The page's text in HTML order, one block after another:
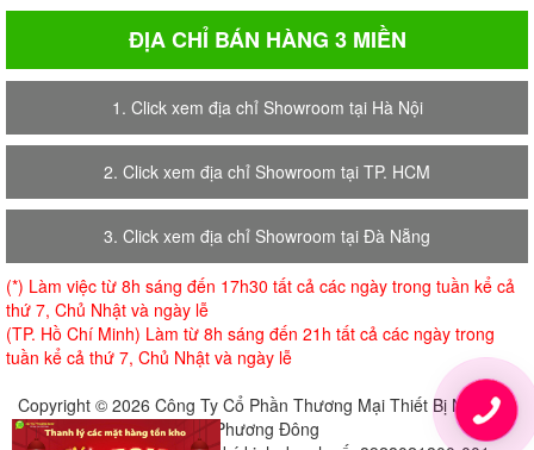
ĐỊA CHỈ BÁN HÀNG 3 MIỀN
1. Click xem địa chỉ Showroom tại Hà Nội
2. Click xem địa chỉ Showroom tại TP. HCM
3. Click xem địa chỉ Showroom tại Đà Nẵng
(*) Làm việc từ 8h sáng đến 17h30 tất cả các ngày trong tuần kể cả
thứ 7, Chủ Nhật và ngày lễ
(TP. Hồ Chí Minh) Làm từ 8h sáng đến 21h tất cả các ngày trong
tuần kể cả thứ 7, Chủ Nhật và ngày lễ
Copyright © 2026 Công Ty Cổ Phần Thương Mại Thiết Bị Nội Thất
Phương Đông